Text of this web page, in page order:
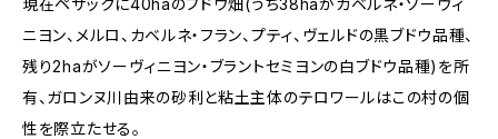
ニヨン、メルロ、カベルネ・フラン、プティ、ヴェルドの黒ブドウ品種、
残り2haがソーヴィニヨン・ブラントセミヨンの白ブドウ品種)を所
有、ガロンヌ川由来の砂利と粘土主体のテロワールはこの村の個
性を際立たせる。